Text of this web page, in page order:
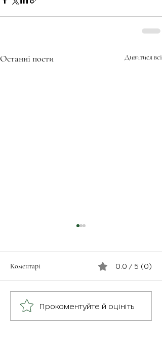
Останні пости Дивитися всі
Герої серед нас: медик
Хітмен
Коментарі 0.0 / 5 (0)
Прокоментуйте й оцініть